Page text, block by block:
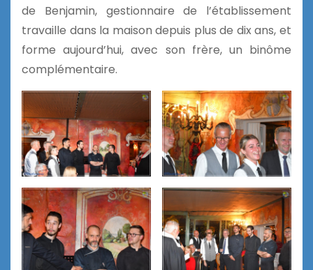
de Benjamin, gestionnaire de l’établissement
travaille dans la maison depuis plus de dix ans, et
forme aujourd’hui, avec son frère, un binôme
complémentaire.